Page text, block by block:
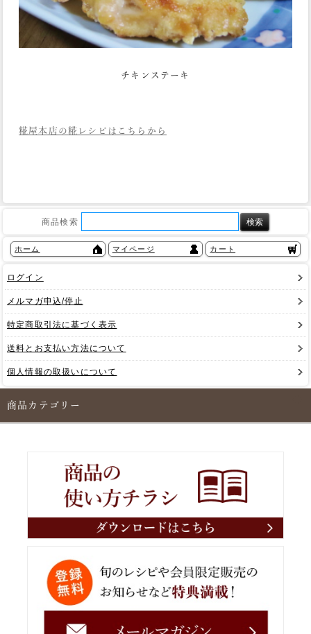
チキンステーキ
糀屋本店の糀レシピはこちらから
商品検索
ホーム マイページ カート
ログイン
メルマガ申込/停止
特定商取引法に基づく表示
送料とお支払い方法について
個人情報の取扱いについて
商品カテゴリー